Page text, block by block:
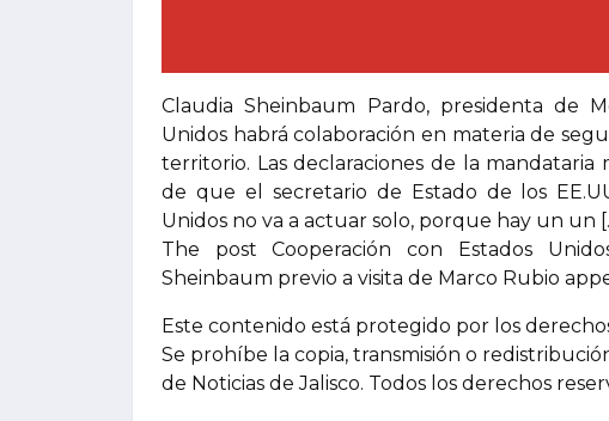
Claudia Sheinbaum Pardo, presidenta de
Unidos habrá colaboración en materia de
territorio. Las declaraciones de la
de que el secretario de Estado de los
Unidos no va a actuar solo, porque hay un un
The post Cooperación con Estados
Sheinbaum previo a visita de Marco Rubio
Este contenido está protegido por los
Se prohíbe la copia, transmisión o
de Noticias de Jalisco. Todos los derechos